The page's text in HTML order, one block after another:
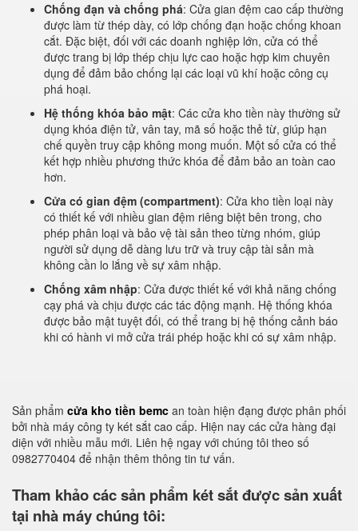
Chống đạn và chống phá: Cửa gian đệm cao cấp thường
được làm từ thép dày, có lớp chống đạn hoặc chống khoan
cắt. Đặc biệt, đối với các doanh nghiệp lớn, cửa có thể
được trang bị lớp thép chịu lực cao hoặc hợp kim chuyên
dụng để đảm bảo chống lại các loại vũ khí hoặc công cụ
phá hoại.
Hệ thống khóa bảo mật: Các cửa kho tiền này thường sử
dụng khóa điện tử, vân tay, mã số hoặc thẻ từ, giúp hạn
chế quyền truy cập không mong muốn. Một số cửa có thể
kết hợp nhiều phương thức khóa để đảm bảo an toàn cao
hơn.
Cửa có gian đệm (compartment): Cửa kho tiền loại này
có thiết kế với nhiều gian đệm riêng biệt bên trong, cho
phép phân loại và bảo vệ tài sản theo từng nhóm, giúp
người sử dụng dễ dàng lưu trữ và truy cập tài sản mà
không cần lo lắng về sự xâm nhập.
Chống xâm nhập: Cửa được thiết kế với khả năng chống
cạy phá và chịu được các tác động mạnh. Hệ thống khóa
được bảo mật tuyệt đối, có thể trang bị hệ thống cảnh báo
khi có hành vi mở cửa trái phép hoặc khi có sự xâm nhập.
Sản phẩm cửa kho tiền bemc an toàn hiện đạng được phân phối
bởi nhà máy công ty két sắt cao cấp. Hiện nay các cửa hàng đại
diện với nhiều mẫu mới. Liên hệ ngay với chúng tôi theo số
0982770404 để nhận thêm thông tin tư vấn.
Tham khảo các sản phẩm két sắt được sản xuất
tại nhà máy chúng tôi: